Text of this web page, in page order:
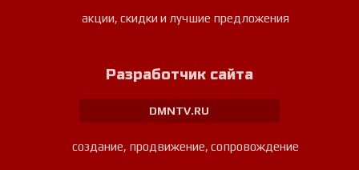
акции, скидки и лучшие предложения
Разработчик сайта
DMNTV.RU
создание, продвижение, сопровождение